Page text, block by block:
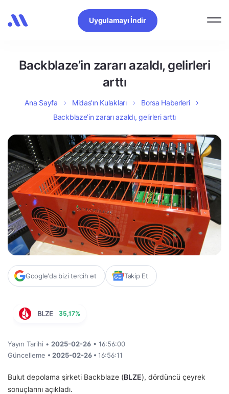
Uygulamayı İndir
Backblaze’in zararı azaldı, gelirleri
arttı
Ana Sayfa Midas’ın Kulakları
Borsa Haberleri
Backblaze’in zararı azaldı, gelirleri arttı
Google'da bizi tercih et Takip Et
BLZE 35,17%
Yayın Tarihi • 2025-02-26 • 16:56:00
Güncelleme • 2025-02-26 • 16:56:11
Bulut depolama şirketi Backblaze (BLZE), dördüncü çeyrek
sonuçlarını açıkladı.